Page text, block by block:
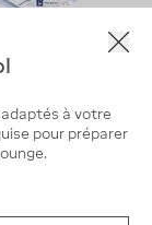
à votre
pour préparer